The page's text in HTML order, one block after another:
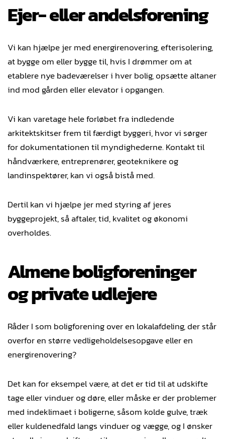
Ejer- eller andelsforening
Vi kan hjælpe jer med energirenovering, efterisolering,
at bygge om eller bygge til, hvis I drømmer om at
etablere nye badeværelser i hver bolig, opsætte altaner
ind mod gården eller elevator i opgangen.
Vi kan varetage hele forløbet fra indledende
arkitektskitser frem til færdigt byggeri, hvor vi sørger
for dokumentationen til myndighederne. Kontakt til
håndværkere, entreprenører, geoteknikere og
landinspektører, kan vi også bistå med.
Dertil kan vi hjælpe jer med styring af jeres
byggeprojekt, så aftaler, tid, kvalitet og økonomi
overholdes.
Almene boligforeninger
og private udlejere
Råder I som boligforening over en lokalafdeling, der står
overfor en større vedligeholdelsesopgave eller en
energirenovering?
Det kan for eksempel være, at det er tid til at udskifte
tage eller vinduer og døre, eller måske er der problemer
med indeklimaet i boligerne, såsom kolde gulve, træk
eller kuldenedfald langs vinduer og vægge, og I ønsker